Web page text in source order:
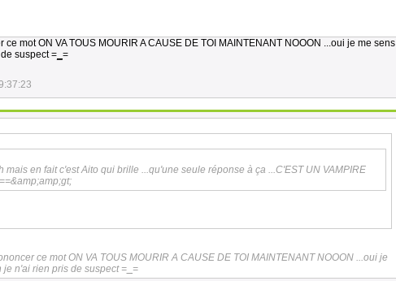
mot ON VA TOUS MOURIR A CAUSE DE TOI MAINTENANT NOOON ...oui je me sens
suspect = =
mais en fait c'est Aito qui brille ...qu'une seule réponse à ça ...C'EST UN VAMPIRE
ce mot ON VA TOUS MOURIR A CAUSE DE TOI MAINTENANT NOOON ...oui je
je n'ai rien pris de suspect = =